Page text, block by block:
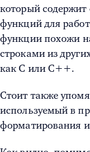
который содержит
функций для
функции похожи
строками из
как C или C++.
Стоит также
используемый в
форматирования